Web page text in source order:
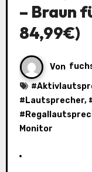
– Braun
84,99€)
Von
#
# Lautsprecher,
#
Monitor